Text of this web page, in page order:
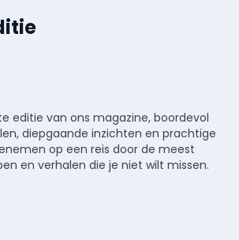
editie van ons magazine, boordevol
diepgaande inzichten en prachtige
op een reis door de meest
en verhalen die je niet wilt missen.